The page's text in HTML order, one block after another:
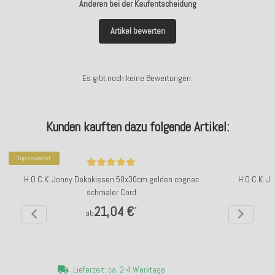
Anderen bei der Kaufentscheidung
Artikel bewerten
Es gibt noch keine Bewertungen.
Kunden kauften dazu folgende Artikel:
Top bewertet
H.O.C.K. Jonny Dekokissen 50x30cm golden cognac
schmaler Cord
ab21,04 €*
Lieferzeit: ca. 2-4 Werktage
H.O.C.K.